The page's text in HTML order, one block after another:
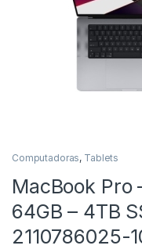
Computadoras, Tablets
MacBook Pro
64GB – 4TB
2110786025-